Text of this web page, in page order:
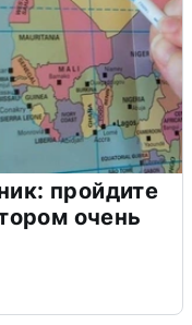
пройдите
очень